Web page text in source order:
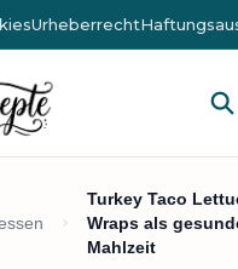
Urheberrecht
Turkey Taco
Wraps als
Mahlzeit